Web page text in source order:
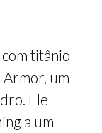
titânio
um
Ele
a um